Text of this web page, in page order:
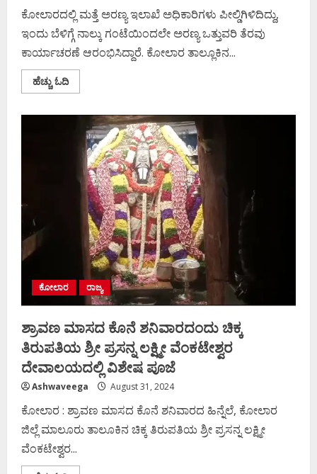
ಕೋಲಾರದಲ್ಲಿ ಮತ್ತೆ ಅರಣ್ಯ ಇಲಾಖೆ ಅಧಿಕಾರಿಗಳು ಪೀಲ್ಡಿಗಿಳಿದಿದ್ದು,
ಇಂದು ಬೆಳಿಗ್ಗೆ ನಾಲ್ಕು ಗಂಟೆಯಿಂದಲೇ ಅರಣ್ಯ ಒತ್ತುವರಿ ತೆರವು
ಕಾರ್ಯಾಚರಣೆ ಆರಂಭಿಸಿದ್ದಾರೆ. ಕೋಲಾರ ತಾಲ್ಲೂಕಿನ...
ಹೆಚ್ಚು ಓದಿRead
more
ನಾಲ್ಕು
ಗಂಟೆಯಿಂದ
ಅರಣ್ಯ
ಇಲಾಖೆ
ಅಧಿಕಾರಿಗಳಿಂದ
400
ಎಕರೆ
ಅರಣ್ಯ
ಒತ್ತುವರಿ
ತೆರವು
ಕಾರ್ಯಾಚರಣೆ
ಕೋಲಾರ ರಾಜ್ಯ
ಶ್ರಾವಣ ಮಾಸದ ಕೊನೆ ಶನಿವಾರದಂದು ಚಿಕ್ಕ
ತಿರುಪತಿಯ ಶ್ರೀ ಪ್ರಸನ್ನ ಲಕ್ಷ್ಮೀ ವೆಂಕಟೇಶ್ವರ
ದೇವಾಲಯದಲ್ಲಿ ವಿಶೇಷ ಪೂಜೆ
Ashwaveega August 31, 2024
ಕೋಲಾರ : ಶ್ರಾವಣ ಮಾಸದ ಕೊನೆ ಶನಿವಾರದ ಹಿನ್ನೆಲೆ, ಕೋಲಾರ
ಜಿಲ್ಲೆ ಮಾಲೂರು ತಾಲೂಕಿನ ಚಿಕ್ಕ ತಿರುಪತಿಯ ಶ್ರೀ ಪ್ರಸನ್ನ ಲಕ್ಷ್ಮೀ
ವೆಂಕಟೇಶ್ವರ...